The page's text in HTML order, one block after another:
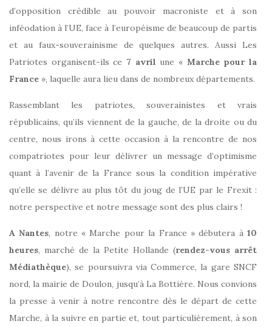
d’opposition crédible au pouvoir macroniste et à son
inféodation à l’UE, face à l’européisme de beaucoup de partis
et au faux-souverainisme de quelques autres. Aussi Les
Patriotes organisent-ils ce 7 avril une « Marche pour la
France », laquelle aura lieu dans de nombreux départements.
Rassemblant les patriotes, souverainistes et vrais
républicains, qu’ils viennent de la gauche, de la droite ou du
centre, nous irons à cette occasion à la rencontre de nos
compatriotes pour leur délivrer un message d’optimisme
quant à l’avenir de la France sous la condition impérative
qu’elle se délivre au plus tôt du joug de l’UE par le Frexit :
notre perspective et notre message sont des plus clairs !
A Nantes, notre « Marche pour la France » débutera à10
heures, marché de la Petite Hollande (rendez-vous arrêt
Médiathèque), se poursuivra via Commerce, la gare SNCF
nord, la mairie de Doulon, jusqu’à La Bottière. Nous convions
la presse à venir à notre rencontre dès le départ de cette
Marche, à la suivre en partie et, tout particulièrement, à son